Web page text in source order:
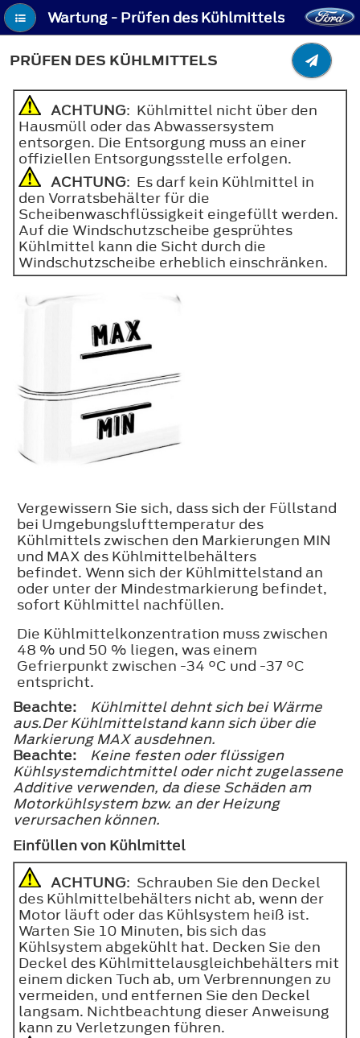
Wartung - Prüfen des Kühlmittels
PRÜFEN DES KÜHLMITTELS
ACHTUNG: Kühlmittel nicht über den
Hausmüll oder das Abwassersystem
entsorgen. Die Entsorgung muss an einer
offiziellen Entsorgungsstelle erfolgen.
ACHTUNG: Es darf kein Kühlmittel in
den Vorratsbehälter für die
Scheibenwaschflüssigkeit eingefüllt werden.
Auf die Windschutzscheibe gesprühtes
Kühlmittel kann die Sicht durch die
Windschutzscheibe erheblich einschränken.
Vergewissern Sie sich, dass sich der Füllstand
bei Umgebungslufttemperatur des
Kühlmittels zwischen den Markierungen MIN
und MAX des Kühlmittelbehälters
befindet. Wenn sich der Kühlmittelstand an
oder unter der Mindestmarkierung befindet,
sofort Kühlmittel nachfüllen.
Die Kühlmittelkonzentration muss zwischen
48 % und 50 % liegen, was einem
Gefrierpunkt zwischen -34 °C und -37 °C
entspricht.
Beachte:
Kühlmittel dehnt sich bei Wärme
aus.Der Kühlmittelstand kann sich über die
MarkierungMAXausdehnen.
Beachte:
Keine festen oder flüssigen
Kühlsystemdichtmittel oder nicht zugelassene
Additive verwenden, da diese Schäden am
Motorkühlsystem bzw. an der Heizung
verursachen können.
Einfüllen von Kühlmittel
ACHTUNG: Schrauben Sie den Deckel
des Kühlmittelbehälters nicht ab, wenn der
Motor läuft oder das Kühlsystem heiß ist.
Warten Sie 10 Minuten, bis sich das
Kühlsystem abgekühlt hat. Decken Sie den
Deckel des Kühlmittelausgleichbehälters mit
einem dicken Tuch ab, um Verbrennungen zu
vermeiden, und entfernen Sie den Deckel
langsam. Nichtbeachtung dieser Anweisung
kann zu Verletzungen führen.